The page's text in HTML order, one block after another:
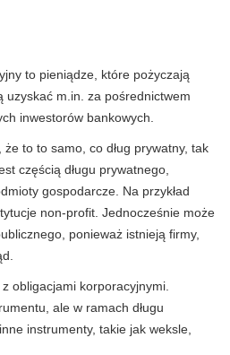
to pieniądze, które pożyczają
uzyskać m.in. za pośrednictwem
inwestorów bankowych.
to to samo, co dług prywatny, tak
częścią długu prywatnego,
gospodarcze. Na przykład
non-profit. Jednocześnie może
ponieważ istnieją firmy,
obligacjami korporacyjnymi.
ale w ramach długu
instrumenty, takie jak weksle,